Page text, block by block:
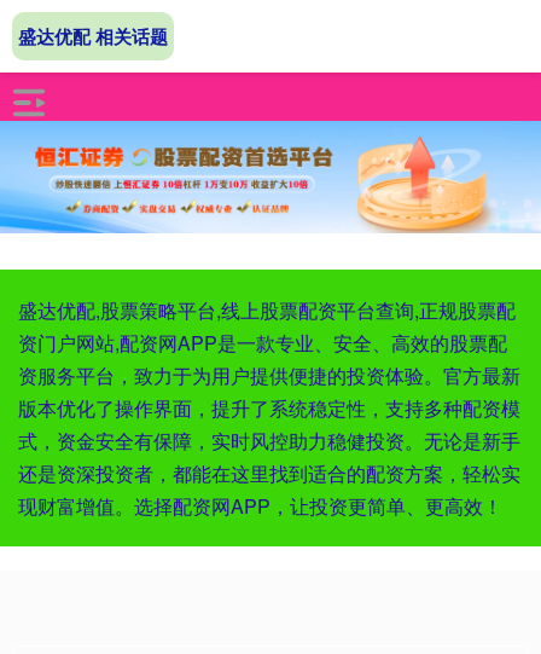
盛达优配,股票策略平台,线上股票配资平台查询,正规股票配
资门户网站,配资网APP是一款专业、安全、高效的股票配
资服务平台，致力于为用户提供便捷的投资体验。官方最新
版本优化了操作界面，提升了系统稳定性，支持多种配资模
式，资金安全有保障，实时风控助力稳健投资。无论是新手
还是资深投资者，都能在这里找到适合的配资方案，轻松实
现财富增值。选择配资网APP，让投资更简单、更高效！
盛达优配 相关话题